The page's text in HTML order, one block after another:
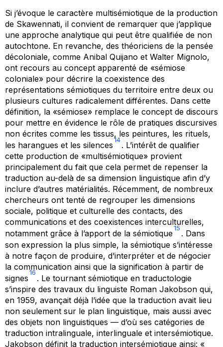
Si j’évoque le caractère multisémiotique de la production
de Skawennati, il convient de remarquer que j’applique
une approche analytique qui peut être qualifiée de non
autochtone. En revanche, des théoriciens de la pensée
décoloniale, comme Anibal Quijano et Walter Mignolo,
ont recours au concept apparenté de «sémiose
coloniale» pour décrire la coexistence des
représentations sémiotiques du territoire entre deux ou
plusieurs cultures radicalement différentes. Dans cette
définition, la «sémiose» remplace le concept de discours
pour mettre en évidence le rôle de pratiques discursives
non écrites comme les tissus, les peintures, les rituels,
les harangues et les silences
14
. L’intérêt de qualifier
cette production de «multisémiotique» provient
principalement du fait que cela permet de repenser la
traduction au-delà de sa dimension linguistique afin d’y
inclure d’autres matérialités. Récemment, de nombreux
chercheurs ont tenté de regrouper les dimensions
sociale, politique et culturelle des contacts, des
communications et des coexistences interculturelles,
notamment grâce à l’apport de la sémiotique
15
. Dans
son expression la plus simple, la sémiotique s’intéresse
à notre façon de produire, d’interpréter et de négocier
la communication ainsi que la signification à partir de
signes
16
. Le tournant sémiotique en traductologie
s’inspire des travaux du linguiste Roman Jakobson qui,
en 1959, avançait déjà l’idée que la traduction avait lieu
non seulement sur le plan linguistique, mais aussi avec
des objets non linguistiques — d’où ses catégories de
traduction intralinguale, interlinguale et intersémiotique.
Jakobson définit la traduction intersémiotique ainsi: «